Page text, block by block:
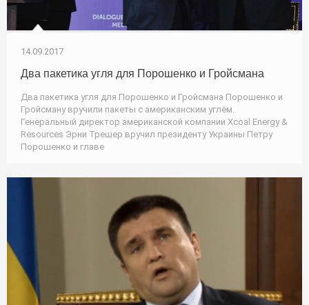
14.09.2017
Два пакетика угля для Порошенко и Гройсмана
Два пакетика угля для Порошенко и Гройсмана Порошенко и
Гройсману вручили пакеты с американским углём.
Генеральный директор американской компании Xcoal Energy &
Resources Эрни Трешер вручил президенту Украины Петру
Порошенко и главе